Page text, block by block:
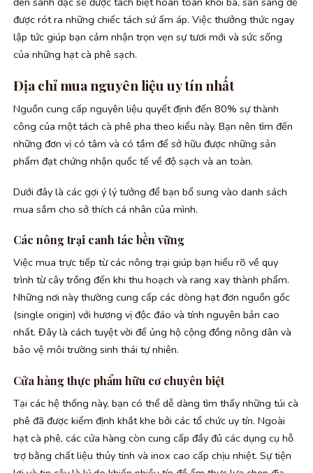
được rót ra những chiếc tách sứ ấm áp. Việc thưởng thức ngay
lập tức giúp bạn cảm nhận trọn vẹn sự tươi mới và sức sống
của những hạt cà phê sạch.
Địa chỉ mua nguyên liệu uy tín nhất
Nguồn cung cấp nguyên liệu quyết định đến 80% sự thành
công của một tách cà phê pha theo kiểu này. Bạn nên tìm đến
những đơn vị có tâm và có tầm để sở hữu được những sản
phẩm đạt chứng nhận quốc tế về độ sạch và an toàn.
Dưới đây là các gợi ý lý tưởng để bạn bổ sung vào danh sách
mua sắm cho sở thích cá nhân của mình.
Các nông trại canh tác bền vững
Việc mua trực tiếp từ các nông trại giúp bạn hiểu rõ về quy
trình từ cây trồng đến khi thu hoạch và rang xay thành phẩm.
Những nơi này thường cung cấp các dòng hạt đơn nguồn gốc
(single origin) với hương vị độc đáo và tính nguyên bản cao
nhất. Đây là cách tuyệt vời để ủng hộ cộng đồng nông dân và
bảo vệ môi trường sinh thái tự nhiên.
Cửa hàng thực phẩm hữu cơ chuyên biệt
Tại các hệ thống này, bạn có thể dễ dàng tìm thấy những túi cà
phê đã được kiểm định khắt khe bởi các tổ chức uy tín. Ngoài
hạt cà phê, các cửa hàng còn cung cấp đầy đủ các dụng cụ hỗ
trợ bằng chất liệu thủy tinh và inox cao cấp chịu nhiệt. Sự tiện